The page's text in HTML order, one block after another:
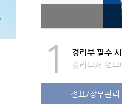
1
경리부 필수
경리부서 업
전표/장부관리